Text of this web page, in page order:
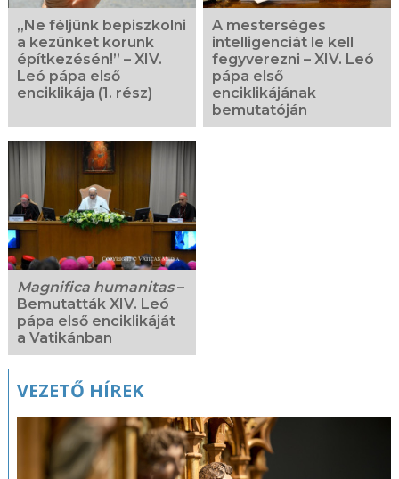
„Ne féljünk bepiszkolni
a kezünket korunk
építkezésén!” – XIV.
Leó pápa első
enciklikája (1. rész)
A mesterséges
intelligenciát le kell
fegyverezni – XIV. Leó
pápa első
enciklikájának
bemutatóján
Magnifica humanitas–
Bemutatták XIV. Leó
pápa első enciklikáját
a Vatikánban
VEZETŐ HÍREK